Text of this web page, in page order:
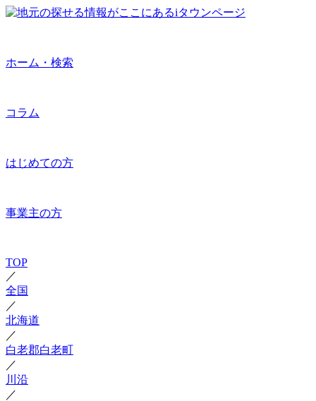
ホーム・検索
コラム
はじめての方
事業主の方
TOP
／
全国
／
北海道
／
白老郡白老町
／
川沿
／